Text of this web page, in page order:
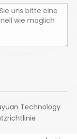
Technology